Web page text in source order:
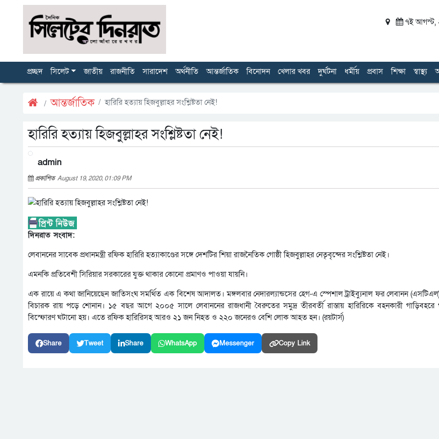
৭ই আগস্ট,
প্রচ্ছদ সিলেট জাতীয় রাজনীতি সারাদেশ অর্থনীতি আন্তর্জাতিক বিনোদন খেলার খবর দুর্ঘটনা ধর্মীয় প্রবাস শিক্ষা স্বাস্থ্য
আন্তর্জাতিক হারিরি হত্যায় হিজবুল্লাহর সংশ্লিষ্টতা নেই!
হারিরি হত্যায় হিজবুল্লাহর সংশ্লিষ্টতা নেই!
admin
প্রকাশিতAugust 19, 2020, 01:09 PM
দিনরাত সংবাদ:
লেবাননের সাবেক প্রধানমন্ত্রী রফিক হারিরি হত্যাকাণ্ডের সঙ্গে দেশটির শিয়া রাজনৈতিক গোষ্ঠী হিজবুল্লাহর নেতৃবৃন্দের সংশ্লিষ্টতা নেই।
এমনকি প্রতিবেশী সিরিয়ার সরকারের যুক্ত থাকার কোনো প্রমাণও পাওয়া যায়নি।
এক রায়ে এ কথা জানিয়েছেন জাতিসংঘ সমর্থিত এক বিশেষ আদালত। মঙ্গলবার নেদারল্যান্ডসের হেগ-এ স্পেশাল ট্রাইব্যুনাল ফর লেবানন
বিচারক রায় পড়ে শোনান। ১৫ বছর আগে ২০০৫ সালে লেবাননের রাজধানী বৈরুতের সমুদ্র তীরবর্তী রাস্তায় হারিরিকে বহনকারী গাড়িবহরে
বিস্ফোরণ ঘটানো হয়। এতে রফিক হারিরিসহ আরও ২১ জন নিহত ও ২২০ জনেরও বেশি লোক আহত হন। (রয়টার্স)
Share Tweet Share WhatsApp Messenger Copy Link